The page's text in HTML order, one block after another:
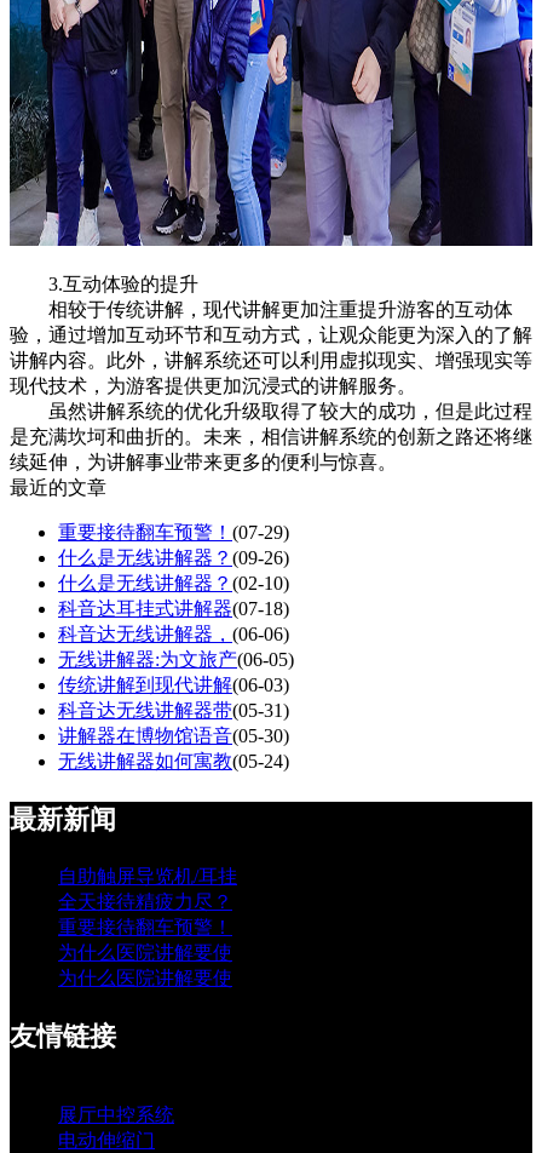
3.互动体验的提升
相较于传统讲解，现代讲解更加注重提升游客的互动体
验，通过增加互动环节和互动方式，让观众能更为深入的了解
讲解内容。此外，讲解系统还可以利用虚拟现实、增强现实等
现代技术，为游客提供更加沉浸式的讲解服务。
虽然讲解系统的优化升级取得了较大的成功，但是此过程
是充满坎坷和曲折的。未来，相信讲解系统的创新之路还将继
续延伸，为讲解事业带来更多的便利与惊喜。
最近的文章
重要接待翻车预警！ (07-29)
什么是无线讲解器？ (09-26)
什么是无线讲解器？ (02-10)
科音达耳挂式讲解器(07-18)
科音达无线讲解器， (06-06)
无线讲解器:为文旅产(06-05)
传统讲解到现代讲解(06-03)
科音达无线讲解器带(05-31)
讲解器在博物馆语音(05-30)
无线讲解器如何寓教(05-24)
最新新闻
自助触屏导览机/耳挂
全天接待精疲力尽？
重要接待翻车预警！
为什么医院讲解要使
为什么医院讲解要使
友情链接
展厅中控系统
电动伸缩门